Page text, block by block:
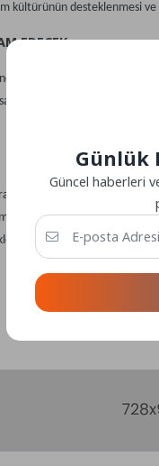
kültürünün desteklenmesi
EDECEK
gerçekleştirilecek
bir araya gelerek
atölye çalışmaları,
teşvik edilmesi hem de ilçe
Günlük
Güncel haberleri